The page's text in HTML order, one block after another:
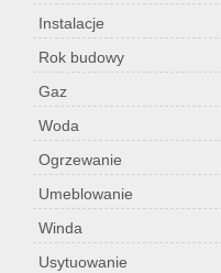
Instalacje
Rok budowy
Gaz
Woda
Ogrzewanie
Umeblowanie
Winda
Usytuowanie